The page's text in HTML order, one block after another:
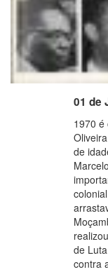
01 de
1970 é
de
de
contra